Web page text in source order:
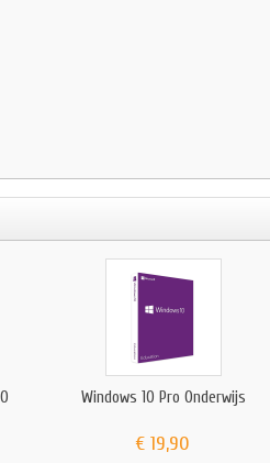
Windows 10 Pro Onderwijs
€ 19,90